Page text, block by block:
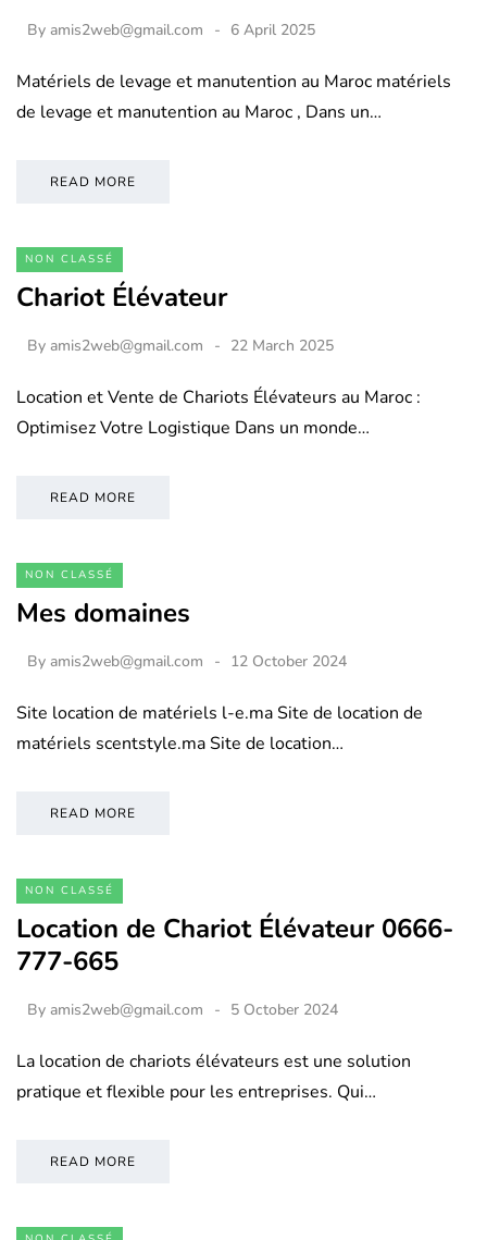
By amis2web@gmail.com 6 April 2025
Matériels de levage et manutention au Maroc matériels
de levage et manutention au Maroc , Dans un…
READ MORE
NON CLASSÉ
Chariot Élévateur
By amis2web@gmail.com 22 March 2025
Location et Vente de Chariots Élévateurs au Maroc :
Optimisez Votre Logistique Dans un monde…
READ MORE
NON CLASSÉ
Mes domaines
By amis2web@gmail.com 12 October 2024
Site location de matériels l-e.ma Site de location de
matériels scentstyle.ma Site de location…
READ MORE
NON CLASSÉ
Location de Chariot Élévateur 0666-
777-665
By amis2web@gmail.com 5 October 2024
La location de chariots élévateurs est une solution
pratique et flexible pour les entreprises. Qui…
READ MORE